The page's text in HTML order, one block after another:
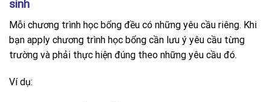
sinh
Mỗi chương trình học bổng đều có những yêu cầu riêng. Khi
bạn apply chương trình học bổng cần lưu ý yêu cầu từng
trường và phải thực hiện đúng theo những yêu cầu đó.
Ví dụ: